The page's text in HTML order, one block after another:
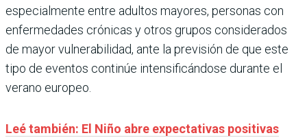
especialmente entre adultos mayores, personas con
enfermedades crónicas y otros grupos considerados
de mayor vulnerabilidad, ante la previsión de que este
tipo de eventos continúe intensificándose durante el
verano europeo.
Leé también: El Niño abre expectativas positivas